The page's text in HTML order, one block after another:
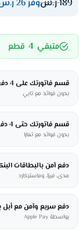
189ر.سوفر 26 ر.س
متبقي 4 قطع
قسم فاتورتك على 4 دفعات
بدون فوائد مع تابي
قسم فاتورتك حتى 4 دفعات
بدون فوائد مع تمارا
دفع آمن بالبطاقات
مدى، فيزا، وماستركارد
دفع سريع وآمن مع أبل
بواسطة Apple Pay